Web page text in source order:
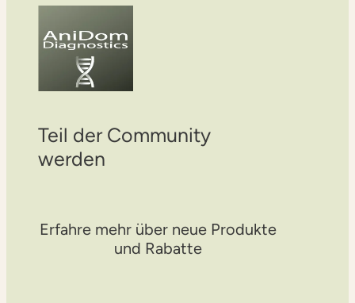
Teil der Community
werden
Erfahre mehr über neue Produkte
und Rabatte